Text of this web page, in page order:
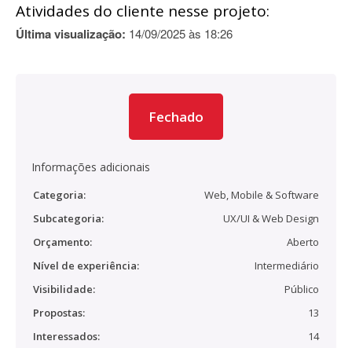
Atividades do cliente nesse projeto:
Última visualização: 14/09/2025 às 18:26
Fechado
Informações adicionais
Categoria:
Web, Mobile & Software
Subcategoria:
UX/UI & Web Design
Orçamento:
Aberto
Nível de experiência:
Intermediário
Visibilidade:
Público
Propostas:
13
Interessados:
14